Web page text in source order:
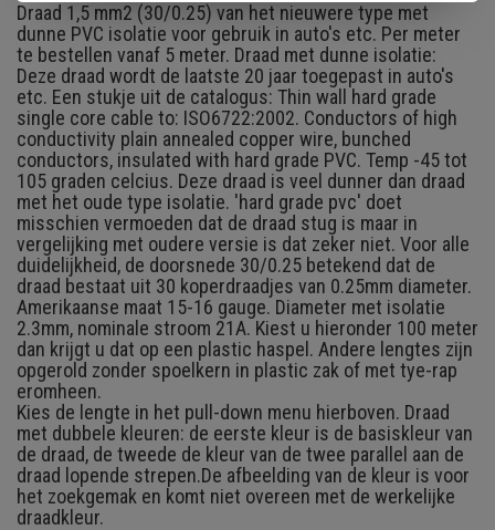
Draad 1,5 mm2 (30/0.25) van het nieuwere type met
dunne PVC isolatie voor gebruik in auto's etc. Per meter
te bestellen vanaf 5 meter. Draad met dunne isolatie:
Deze draad wordt de laatste 20 jaar toegepast in auto's
etc. Een stukje uit de catalogus: Thin wall hard grade
single core cable to: ISO6722:2002. Conductors of high
conductivity plain annealed copper wire, bunched
conductors, insulated with hard grade PVC. Temp -45 tot
105 graden celcius. Deze draad is veel dunner dan draad
met het oude type isolatie. 'hard grade pvc' doet
misschien vermoeden dat de draad stug is maar in
vergelijking met oudere versie is dat zeker niet. Voor alle
duidelijkheid, de doorsnede 30/0.25 betekend dat de
draad bestaat uit 30 koperdraadjes van 0.25mm diameter.
Amerikaanse maat 15-16 gauge. Diameter met isolatie
2.3mm, nominale stroom 21A. Kiest u hieronder 100 meter
dan krijgt u dat op een plastic haspel. Andere lengtes zijn
opgerold zonder spoelkern in plastic zak of met tye-rap
eromheen.
Kies de lengte in het pull-down menu hierboven. Draad
met dubbele kleuren: de eerste kleur is de basiskleur van
de draad, de tweede de kleur van de twee parallel aan de
draad lopende strepen.De afbeelding van de kleur is voor
het zoekgemak en komt niet overeen met de werkelijke
draadkleur.